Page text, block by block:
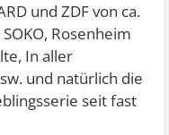
und ZDF von ca.
Rosenheim
In aller
und natürlich die
seit fast